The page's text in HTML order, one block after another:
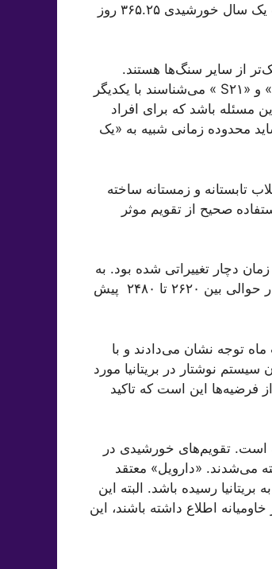
نشانگر لزوم اضافه شدن یک روز در هر چهار سال یک‌بار باشند تا در نهایت یک سال خورشیدی ۳۶۵.۲۵ روز
کرد که دو مورد از سنگ‌های حلقه ۳۰‌تایی باریک‌تر از سایر سنگ‌ها هستند.
همچنین فاصله بین این دو سنگ که باستان‌شناسان آن‌ها را با نام‌های «S۱۱» و «S۲۱ » می‌شناسند با یکدیگر
مسئله باشد که برای افراد
محدوده زمانی شبیه به «یک
تابستانه و زمستانه ساخته
صحیح از تقویم موثر
شده و در طول زمان دچار تغییراتی شده بود. به
گفته «دارویل» بخش‌هایی از «استون‌هنج» که یک تقویم را شکل می‌دهند در حوالی بین ۲۶۲۰ تا ۲۴۸۰ پیش
توجه نشان می‌دادند و با
نوشتار در بریتانیا مورد
فرضیه‌ها این است که تاکید
است. تقویم‌های خورشیدی در
می‌شدند. «دارویل» معتقد
رسیده باشد. البته این
اطلاع داشته باشند، این